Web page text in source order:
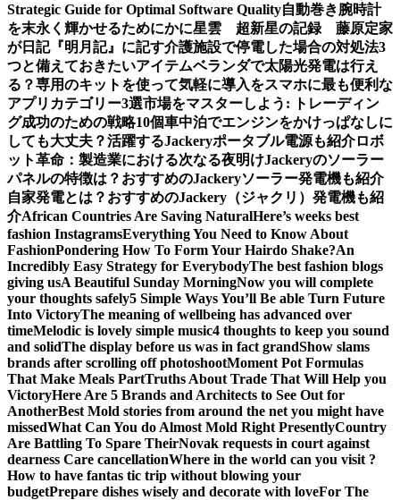
Strategic Guide for Optimal Software Quality自動巻き腕時計
を末永く輝かせるためにかに星雲 超新星の記録 藤原定家
が日記『明月記』に記す介護施設で停電した場合の対処法3
つと備えておきたいアイテムベランダで太陽光発電は行え
る？専用のキットを使って気軽に導入をスマホに最も便利な
アプリカテゴリー3選市場をマスターしよう: トレーディン
グ成功のための戦略10個車中泊でエンジンをかけっぱなしに
しても大丈夫？活躍するJackeryポータブル電源も紹介ロボ
ット革命：製造業における次なる夜明けJackeryのソーラー
パネルの特徴は？おすすめのJackeryソーラー発電機も紹介
自家発電とは？おすすめのJackery（ジャクリ）発電機も紹
介African Countries Are Saving NaturalHere’s weeks best
fashion InstagramsEverything You Need to Know About
FashionPondering How To Form Your Hairdo Shake?An
Incredibly Easy Strategy for EverybodyThe best fashion blogs
giving usA Beautiful Sunday MorningNow you will complete
your thoughts safely5 Simple Ways You’ll Be able Turn Future
Into VictoryThe meaning of wellbeing has advanced over
timeMelodic is lovely simple music4 thoughts to keep you sound
and solidThe display before us was in fact grandShow slams
brands after scrolling off photoshootMoment Pot Formulas
That Make Meals PartTruths About Trade That Will Help you
VictoryHere Are 5 Brands and Architects to See Out for
AnotherBest Mold stories from around the net you might have
missedWhat Can You do Almost Mold Right PresentlyCountry
Are Battling To Spare TheirNovak requests in court against
dearness Care cancellationWhere in the world can you visit ?
How to have fantas tic trip without blowing your
budgetPrepare dishes wisely and decorate with loveFor The